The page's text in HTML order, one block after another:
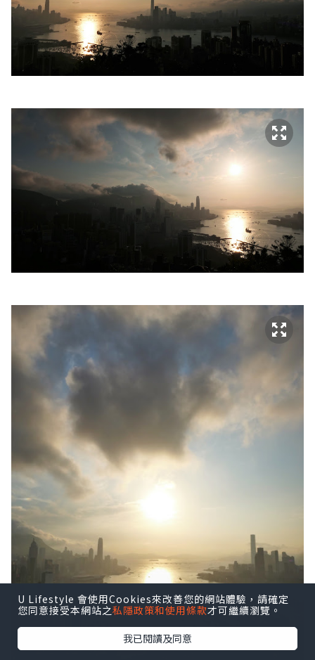
U Lifestyle 會使用Cookies來改善您的網站體驗，請確定
您同意接受本網站之私隱政策和使用條款才可繼續瀏覽。
我已閱讀及同意